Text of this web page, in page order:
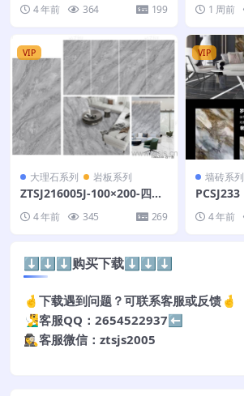
4 年前 364 199 1 周前
VIP
大理石系列 岩板系列
ZTSJ216005J-100×200-四个
4 年前 345 269
VIP
墙砖系列
PCSJ233
4 年前
⬇️⬇️⬇️购买下载⬇️⬇️⬇️
🤞下载遇到问题？可联系客服或反馈🤞
🧏‍♂️客服QQ：2654522937⬅️
🕵️‍♀️客服微信：ztsjs2005